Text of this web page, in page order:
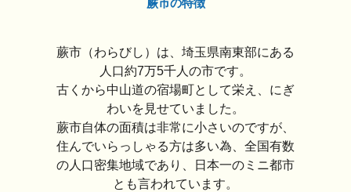
蕨市の特徴
蕨市（わらびし）は、埼玉県南東部にある
人口約7万5千人の市です。
古くから中山道の宿場町として栄え、にぎ
わいを見せていました。
蕨市自体の面積は非常に小さいのですが、
住んでいらっしゃる方は多い為、全国有数
の人口密集地域であり、日本一のミニ都市
とも言われています。